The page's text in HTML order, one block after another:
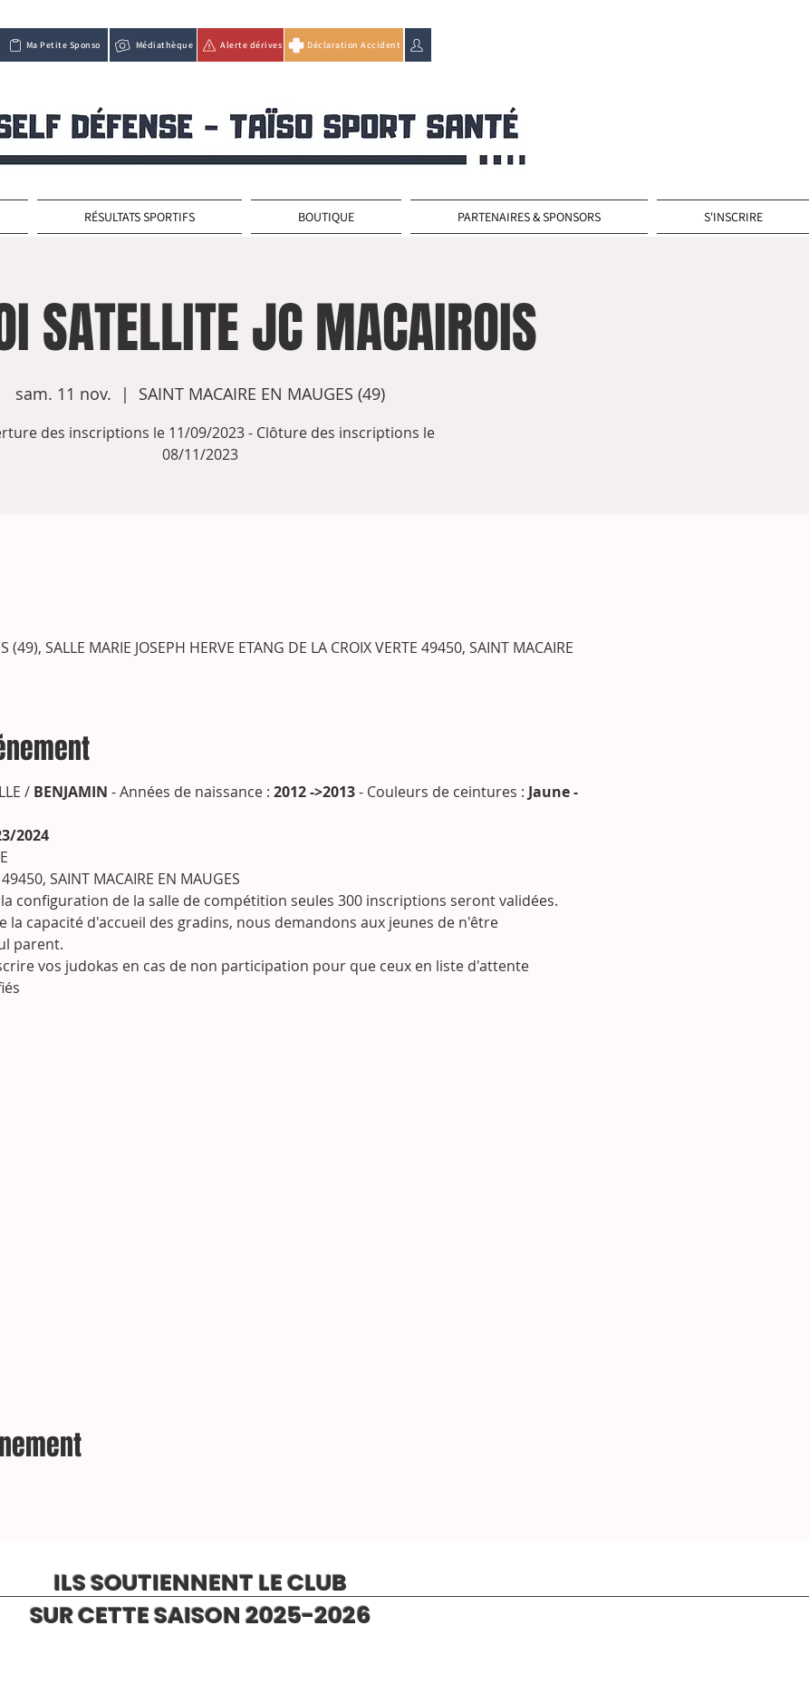
Ma Petite Sponso Médiathèque Alerte dérives Déclaration Accident
RÉSULTATS SPORTIFS BOUTIQUE PARTENAIRES & SPONSORS S'INSCRIRE
SATELLITE JC MACAIROIS
sam. 11 nov.
  |
SAINT MACAIRE EN MAUGES (49)
des inscriptions le 11/09/2023 - Clôture des inscriptions le
08/11/2023
(49), SALLE MARIE JOSEPH HERVE ETANG DE LA CROIX VERTE 49450, SAINT MACAIRE
/ BENJAMIN - Années de naissance : 2012 ->2013 - Couleurs de ceintures : Jaune -
2024
SAINT MACAIRE EN MAUGES
configuration de la salle de compétition seules 300 inscriptions seront validées.
la capacité d'accueil des gradins, nous demandons aux jeunes de n'être
parent.
vos judokas en cas de non participation pour que ceux en liste d'attente
ILS SOUTIENNENT LE CLUB
SUR CETTE SAISON 2025-2026